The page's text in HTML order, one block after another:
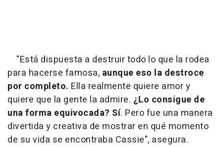
"Está dispuesta a destruir todo lo que la rodea
para hacerse famosa, aunque eso la destroce
por completo. Ella realmente quiere amor y
quiere que la gente la admire. ¿Lo consigue de
una forma equivocada? Sí. Pero fue una manera
divertida y creativa de mostrar en qué momento
de su vida se encontraba Cassie", asegura.